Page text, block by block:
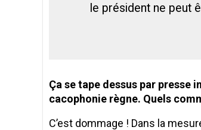
le président ne peut
Ça se tape dessus par presse
cacophonie règne. Quels
C’est dommage ! Dans la